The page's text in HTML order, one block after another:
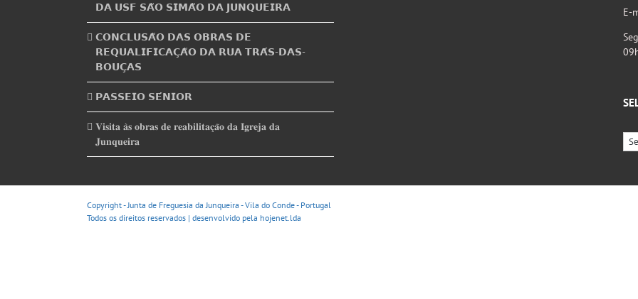
𝗗𝗔 𝗨𝗦𝗙 𝗦𝗔̃𝗢 𝗦𝗜𝗠𝗔̃𝗢 𝗗𝗔 𝗝𝗨𝗡𝗤𝗨𝗘𝗜𝗥𝗔
𝗖𝗢𝗡𝗖𝗟𝗨𝗦𝗔̃𝗢 𝗗𝗔𝗦 𝗢𝗕𝗥𝗔𝗦 𝗗𝗘
𝗥𝗘𝗤𝗨𝗔𝗟𝗜𝗙𝗜𝗖𝗔𝗖̧𝗔̃𝗢 𝗗𝗔 𝗥𝗨𝗔 𝗧𝗥𝗔́𝗦-𝗗𝗔𝗦-
𝗕𝗢𝗨𝗖̧𝗔𝗦
𝗣𝗔𝗦𝗦𝗘𝗜𝗢 𝗦𝗘́𝗡𝗜𝗢𝗥
𝐕𝐢𝐬𝐢𝐭𝐚 𝐚̀𝐬 𝐨𝐛𝐫𝐚𝐬 𝐝𝐞 𝐫𝐞𝐚𝐛𝐢𝐥𝐢𝐭𝐚𝐜̧𝐚̃𝐨 𝐝𝐚 𝐈𝐠𝐫𝐞𝐣𝐚 𝐝𝐚
𝐉𝐮𝐧𝐪𝐮𝐞𝐢𝐫𝐚
E-
Copyright - Junta de Freguesia da Junqueira - Vila do Conde - Portugal
Todos os direitos reservados | desenvolvido pela hojenet.lda